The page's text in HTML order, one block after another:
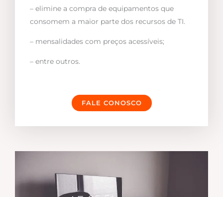
– elimine a compra de equipamentos que
consomem a maior parte dos recursos de TI.
– mensalidades com preços acessíveis;
– entre outros.
FALE CONOSCO